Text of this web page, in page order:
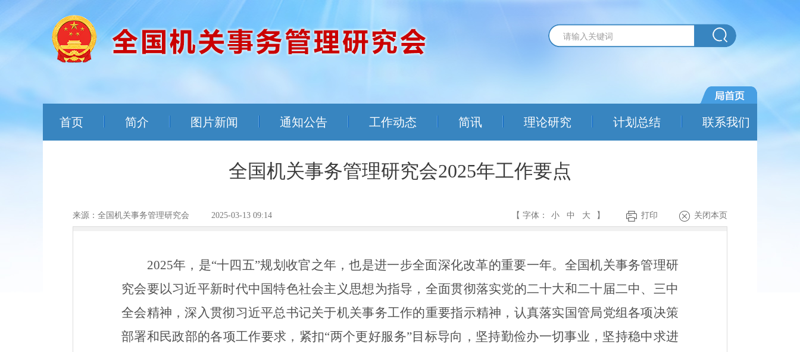
首页 简介 图片新闻 通知公告 工作动态 简讯 理论研究 计划总结 联系我们
全国机关事务管理研究会2025年工作要点
来源：全国机关事务管理研究会 2025-03-13 09:14 关闭本页
打印
【 字体： 小 中 大 】
2025年， 是“十四五”规划收官之年，也是进一步全面深化改革的重要一年。 全国机关事务管理研
究会要以习近平新时代中国特色社会主义思想为指导，全面贯彻落实党的二十大和二十届二中、三中
全会精神，深入贯彻习近平总书记关于机关事务工作的重要指示精神 ，认真落实 国管局党组各项决策
部署和民政部的各项工作要求 ， 紧扣“两个更好服务”目标导向， 坚持勤俭办一切事业， 坚持稳中求进